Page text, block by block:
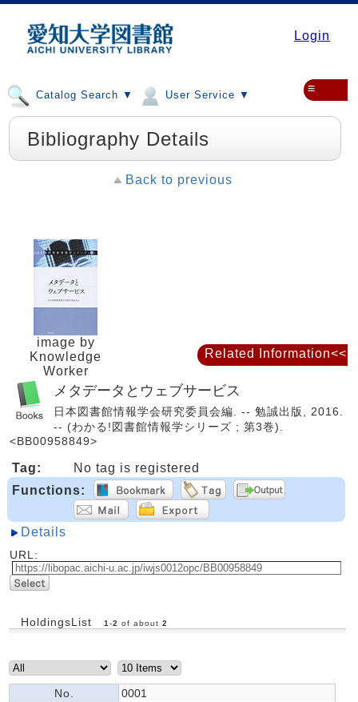
Login
Catalog Search ▼ User Service ▼ ≡
Bibliography Details
Back to previous
image by
Knowledge
Worker
メタデータとウェブサービス
日本図書館情報学会研究委員会編. -- 勉誠出版, 2016.
-- (わかる!図書館情報学シリーズ ; 第3巻).
<BB00958849>
Tag:
No tag is registered
Functions:
Details
URL:
HoldingsList 1 -2 of about 2
No.
0001
Related Information<<